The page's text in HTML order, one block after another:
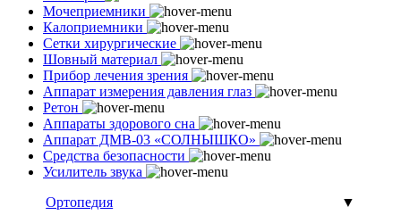
Мочеприемники
Калоприемники
Сетки хирургические
Шовный материал
Прибор лечения зрения
Аппарат измерения давления глаз
Ретон
Аппараты здорового сна
Аппарат ДМВ-03 «СОЛНЫШКО»
Средства безопасности
Усилитель звука
Ортопедия
▼